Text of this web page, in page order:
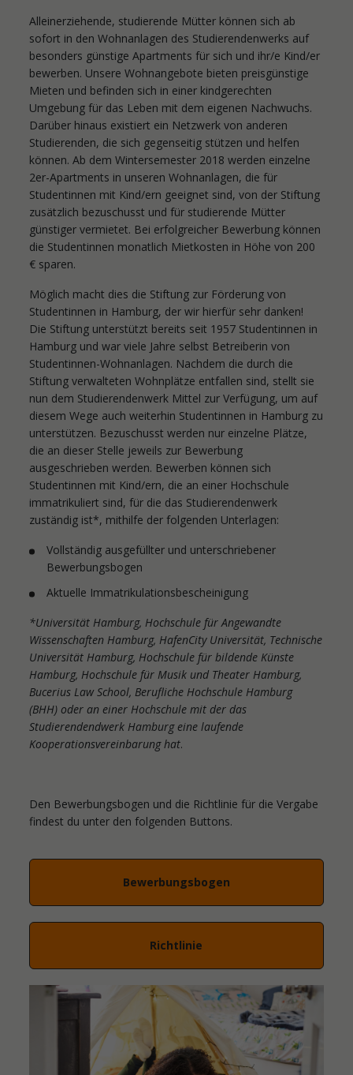
Alleinerziehende, studierende Mütter können sich ab
sofort in den Wohnanlagen des Studierendenwerks auf
besonders günstige Apartments für sich und ihr/e Kind/er
bewerben. Unsere Wohnangebote bieten preisgünstige
Mieten und befinden sich in einer kindgerechten
Umgebung für das Leben mit dem eigenen Nachwuchs.
Darüber hinaus existiert ein Netzwerk von anderen
Studierenden, die sich gegenseitig stützen und helfen
können. Ab dem Wintersemester 2018 werden einzelne
2er-Apartments in unseren Wohnanlagen, die für
Studentinnen mit Kind/ern geeignet sind, von der Stiftung
zusätzlich bezuschusst und für studierende Mütter
günstiger vermietet. Bei erfolgreicher Bewerbung können
die Studentinnen monatlich Mietkosten in Höhe von 200
€ sparen.
Möglich macht dies die Stiftung zur Förderung von
Studentinnen in Hamburg, der wir hierfür sehr danken!
Die Stiftung unterstützt bereits seit 1957 Studentinnen in
Hamburg und war viele Jahre selbst Betreiberin von
Studentinnen-Wohnanlagen. Nachdem die durch die
Stiftung verwalteten Wohnplätze entfallen sind, stellt sie
nun dem Studierendenwerk Mittel zur Verfügung, um auf
diesem Wege auch weiterhin Studentinnen in Hamburg zu
unterstützen. Bezuschusst werden nur einzelne Plätze,
die an dieser Stelle jeweils zur Bewerbung
ausgeschrieben werden. Bewerben können sich
Studentinnen mit Kind/ern, die an einer Hochschule
immatrikuliert sind, für die das Studierendenwerk
zuständig ist*, mithilfe der folgenden Unterlagen:
Vollständig ausgefüllter und unterschriebener
Bewerbungsbogen
Aktuelle Immatrikulationsbescheinigung
*Universität Hamburg, Hochschule für Angewandte
Wissenschaften Hamburg, HafenCity Universität, Technische
Universität Hamburg, Hochschule für bildende Künste
Hamburg, Hochschule für Musik und Theater Hamburg,
Bucerius Law School, Berufliche Hochschule Hamburg
(BHH) oder an einer Hochschule mit der das
Studierendendwerk Hamburg eine laufende
Kooperationsvereinbarung hat.
Den Bewerbungsbogen und die Richtlinie für die Vergabe
findest du unter den folgenden Buttons.
Bewerbungsbogen
Richtlinie